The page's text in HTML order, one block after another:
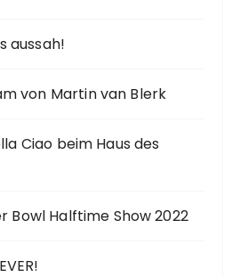
aussah!
von Martin van Blerk
Ciao beim Haus des
Bowl Halftime Show 2022